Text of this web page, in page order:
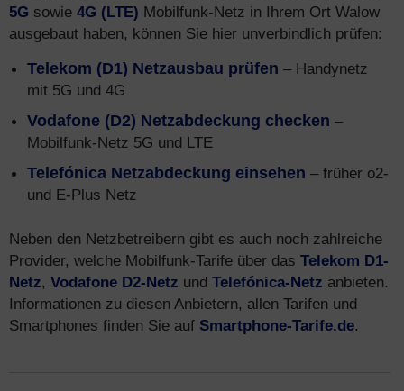
5G sowie 4G (LTE) Mobilfunk-Netz in Ihrem Ort Walow
ausgebaut haben, können Sie hier unverbindlich prüfen:
Telekom (D1) Netzausbau prüfen – Handynetz
mit 5G und 4G
Vodafone (D2) Netzabdeckung checken –
Mobilfunk-Netz 5G und LTE
Telefónica Netzabdeckung einsehen – früher o2-
und E-Plus Netz
Neben den Netzbetreibern gibt es auch noch zahlreiche
Provider, welche Mobilfunk-Tarife über das Telekom D1-
Netz, Vodafone D2-Netz und Telefónica-Netz anbieten.
Informationen zu diesen Anbietern, allen Tarifen und
Smartphones finden Sie auf Smartphone-Tarife.de.